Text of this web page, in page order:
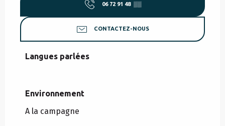
06 72 91 48 ▒▒
CONTACTEZ-NOUS
Langues parlées
Langues parlées
Environnement
Environnement
A la campagne